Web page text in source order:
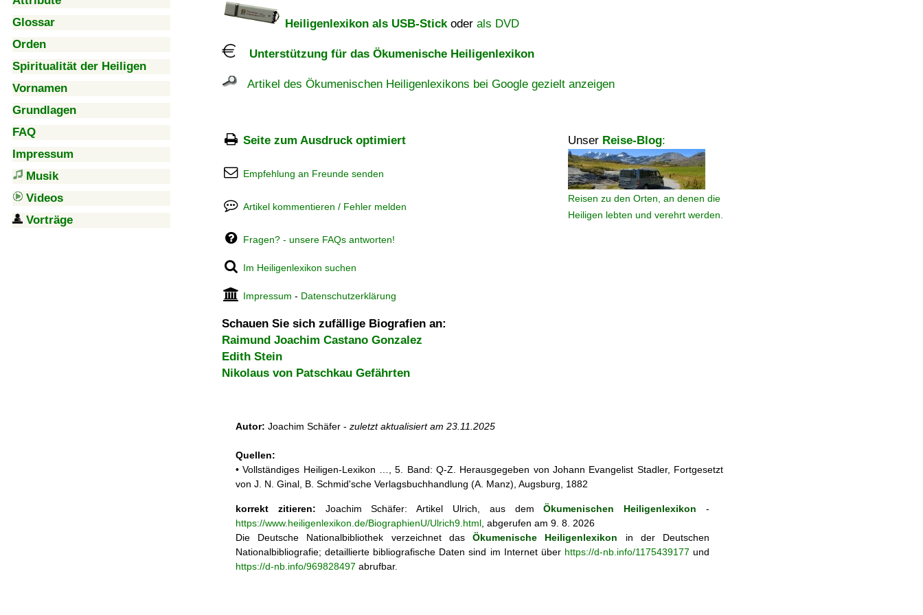
Glossar
Orden
Spiritualität der Heiligen
Vornamen
Grundlagen
FAQ
Impressum
Musik
Videos
Vorträge
Heiligenlexikon als USB-Stickoder als DVD
Unterstützung für das Ökumenische Heiligenlexikon
Artikel des Ökumenischen Heiligenlexikons bei Google gezielt anzeigen
Seite zum Ausdruck optimiert Unser Reise-Blog:
Reisen zu den Orten, an denen die
Heiligen lebten und verehrt werden.
Empfehlung an Freunde senden
Artikel kommentieren / Fehler melden
Fragen? - unsere FAQs antworten!
Im Heiligenlexikon suchen
Impressum - Datenschutzerklärung
Schauen Sie sich zufällige Biografien an:
Raimund Joachim Castano Gonzalez
Edith Stein
Nikolaus von Patschkau Gefährten
Autor: Joachim Schäfer - zuletzt aktualisiert am 23.11.2025
Quellen:
• Vollständiges Heiligen-Lexikon …, 5. Band: Q-Z. Herausgegeben von Johann Evangelist Stadler, Fortgesetzt
von J. N. Ginal, B. Schmid'sche Verlagsbuchhandlung (A. Manz), Augsburg, 1882
korrekt zitieren: Joachim Schäfer: Artikel Ulrich, aus demÖkumenischen Heiligenlexikon -
https://www.heiligenlexikon.de/BiographienU/Ulrich9.html , abgerufen am 9. 8. 2026
Die Deutsche Nationalbibliothek verzeichnet dasÖkumenische Heiligenlexikon in der Deutschen
Nationalbibliografie; detaillierte bibliografische Daten sind im Internet über https://d-nb.info/1175439177 und
https://d-nb.info/969828497 abrufbar.